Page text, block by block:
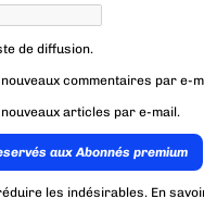
de diffusion.
commentaires par e-
articles par e-mail.
aux Abonnés premium
les indésirables. En